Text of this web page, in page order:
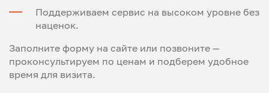
Поддерживаем сервис на высоком уровне без
наценок.
Заполните форму на сайте или позвоните —
проконсультируем по ценам и подберем удобное
время для визита.